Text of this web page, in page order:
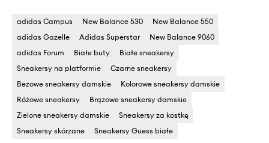
adidas Campus New Balance 530
New Balance 550
adidas Gazelle
Adidas Superstar
New Balance 9060
adidas Forum
Białe buty
Białe sneakersy
Sneakersy na platformie
Czarne sneakersy
Beżowe sneakersy damskie
Kolorowe sneakersy damskie
Różowe sneakersy
Brązowe sneakersy damskie
Zielone sneakersy damskie
Sneakersy za kostkę
Sneakersy skórzane
Sneakersy Guess białe